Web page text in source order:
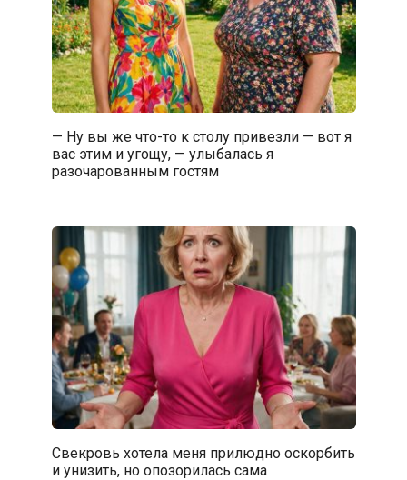
— Ну вы же что-то к столу привезли — вот я
вас этим и угощу, — улыбалась я
разочарованным гостям
Свекровь хотела меня прилюдно оскорбить
и унизить, но опозорилась сама